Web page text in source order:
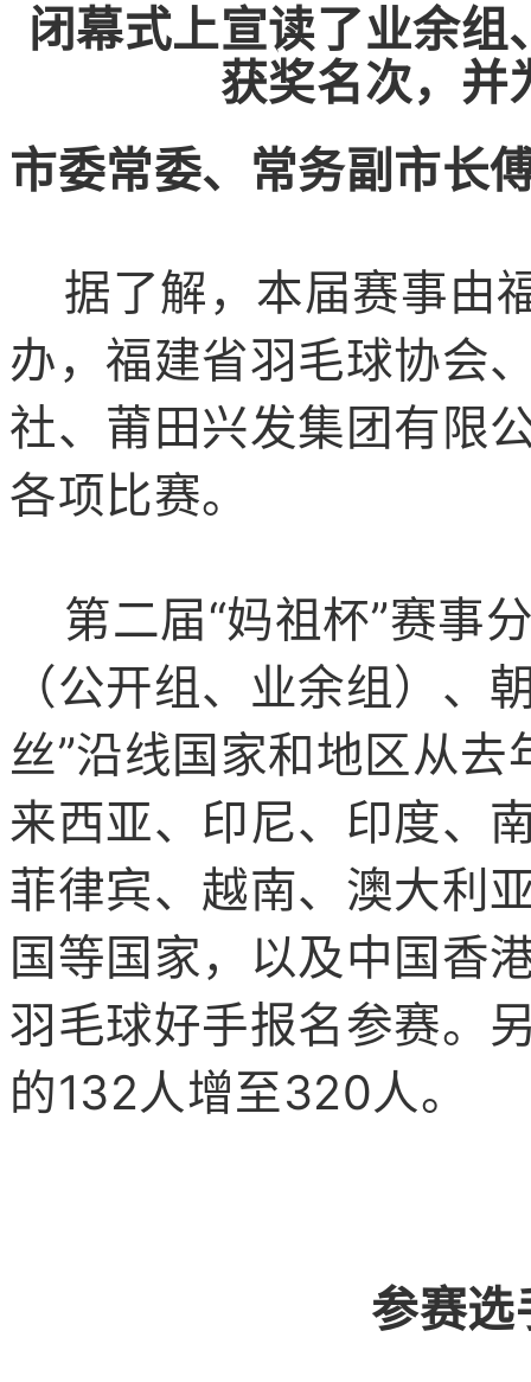
闭幕式上宣读了业余
获奖名次， 并
市委常委、常务副市长
据了解，本届赛事由
办，福建省羽毛球协会
社、莆田兴发集团有限
各项比赛。
第二届“妈祖杯”赛事
（公开组、业余组）、
丝”沿线国家和地区从去
来西亚、印尼、印度、
菲律宾、越南、澳大利
国等国 家，以及中国香
羽毛球好手报名参赛。
的132人增至320人。
参赛选